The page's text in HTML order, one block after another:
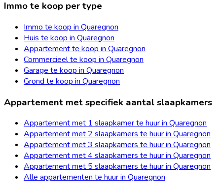
Immo te koop per type
Immo te koop in Quaregnon
Huis te koop in Quaregnon
Appartement te koop in Quaregnon
Commercieel te koop in Quaregnon
Garage te koop in Quaregnon
Grond te koop in Quaregnon
Appartement met specifiek aantal slaapkamers
Appartement met 1 slaapkamer te huur in Quaregnon
Appartement met 2 slaapkamers te huur in Quaregnon
Appartement met 3 slaapkamers te huur in Quaregnon
Appartement met 4 slaapkamers te huur in Quaregnon
Appartement met 5 slaapkamers te huur in Quaregnon
Alle appartementen te huur in Quaregnon